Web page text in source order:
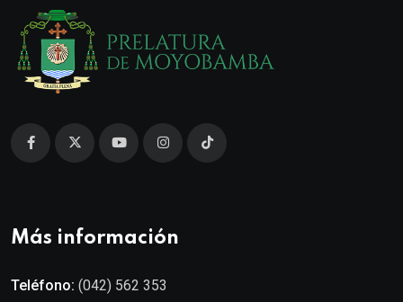
Más información
Teléfono: (042) 562 353